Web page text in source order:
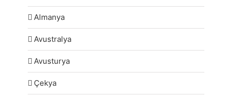
Almanya
Avustralya
Avusturya
Çekya